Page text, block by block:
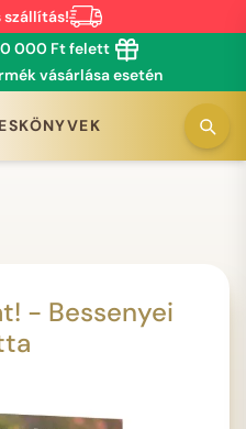
szállítás!
000 Ft felett
vásárlása esetén
- Bessenyei